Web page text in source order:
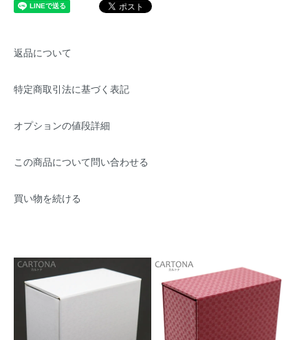
返品について
特定商取引法に基づく表記
オプションの値段詳細
この商品について問い合わせる
買い物を続ける